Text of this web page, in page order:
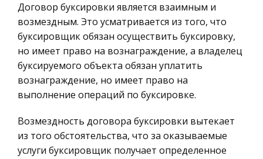
Конституционное (государственное) право
России
Ценные бумаги
Гражданское право
Трудовое право
История государства и права зарубежных
стран
Транспорт
Банковское дело и кредитование
Процесс автоматизации представляет собой
совокупность методических, языковых,
технических и программных средств,
позволяющих организовать работу конечных
пользователей в некоторой предметной
области.
Этиология. Эпидемиология. Диагностика.
Клиника. Профилактика. Лечение. Сочетание
Договор буксировки является взаимным и
возмездным. Это усматривается из того, что
буксировщик обязан осуществить буксировку,
но имеет право на вознаграждение, а владелец
буксируемого объекта обязан уплатить
вознаграждение, но имеет право на
выполнение операций по буксировке.
Возмездность договора буксировки вытекает
из того обстоятельства, что за оказываемые
услуги буксировщик получает определенное